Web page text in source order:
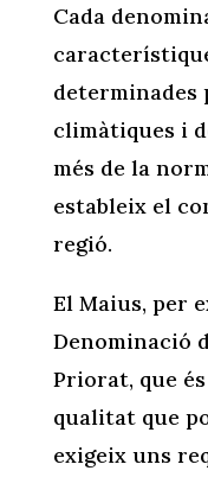
Cada
determinades
climàtiques i
més de la
estableix el
regió.
El Maius, per
Denominació
Priorat, que
qualitat que
exigeix uns